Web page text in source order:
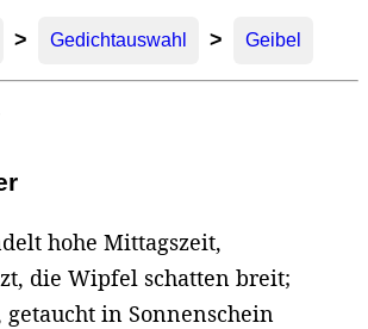
> Gedichtauswahl > Geibel
hohe Mittagszeit,
die Wipfel schatten breit;
getaucht in Sonnenschein